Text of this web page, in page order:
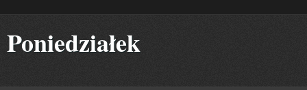
Poniedziałek